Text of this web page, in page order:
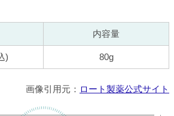
内容量
) 80g
画像引用元： ロート製薬公式サイト